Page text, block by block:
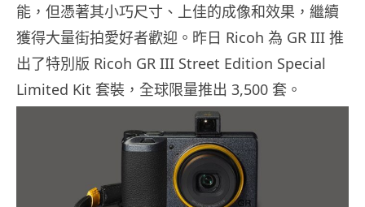
能，但憑著其小巧尺寸、上佳的成像和效果，繼續
獲得大量街拍愛好者歡迎。昨日 Ricoh 為 GR III 推
出了特別版 Ricoh GR III Street Edition Special
Limited Kit 套裝，全球限量推出 3,500 套。